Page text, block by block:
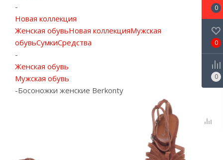
-
Новая коллекция
Женская обувьНовая коллекцияМужская
обувьСумкиСредства
-
Женская обувь
Мужская обувь
-Босоножки женские Berkonty
0
0
0